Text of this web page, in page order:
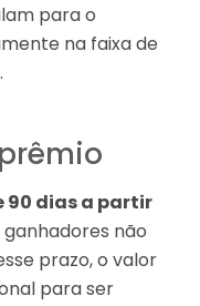
para o
na faixa de
90 dias a partir
ganhadores não
prazo, o valor
para ser